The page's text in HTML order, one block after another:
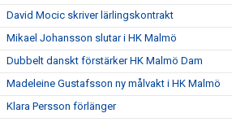
David Mocic skriver lärlingskontrakt
Mikael Johansson slutar i HK Malmö
Dubbelt danskt förstärker HK Malmö Dam
Madeleine Gustafsson ny målvakt i HK Malmö
Klara Persson förlänger